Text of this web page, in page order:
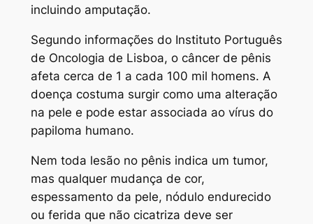
incluindo amputação.
Segundo informações do Instituto Português
de Oncologia de Lisboa, o câncer de pênis
afeta cerca de 1 a cada 100 mil homens. A
doença costuma surgir como uma alteração
na pele e pode estar associada ao vírus do
papiloma humano.
Nem toda lesão no pênis indica um tumor,
mas qualquer mudança de cor,
espessamento da pele, nódulo endurecido
ou ferida que não cicatriza deve ser